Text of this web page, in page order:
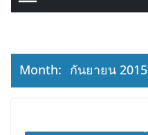
Month: กันยายน 2015